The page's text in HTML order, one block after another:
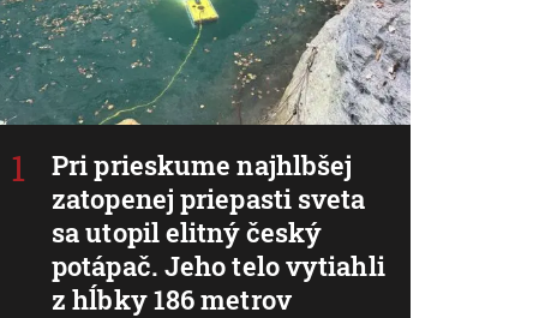
Pri prieskume najhlbšej
zatopenej priepasti sveta
sa utopil elitný český
potápač. Jeho telo vytiahli
z hĺbky 186 metrov